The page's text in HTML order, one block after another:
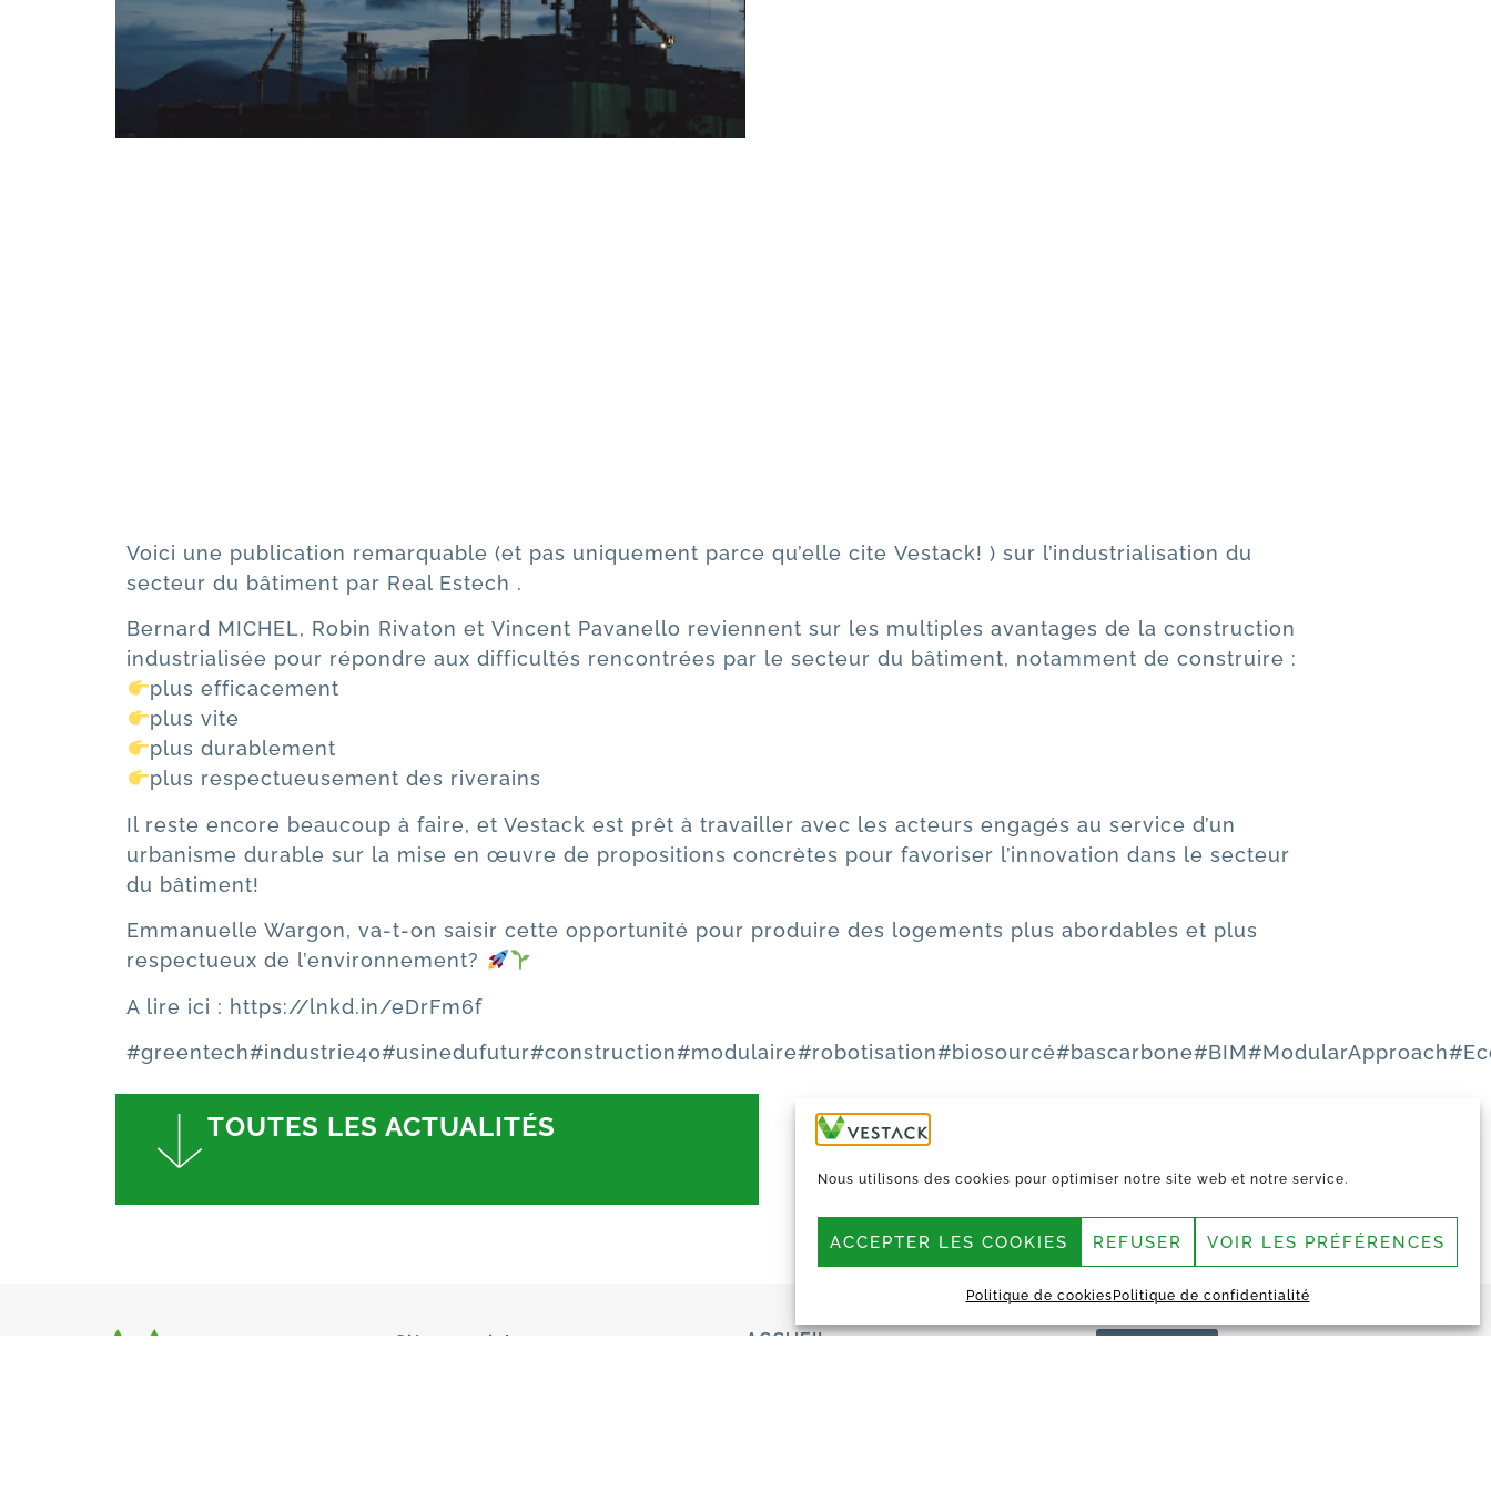
Nous utilisons des cookies pour optimiser notre site web et notre service.
ACCEPTER LES COOKIES REFUSER VOIR LES PRÉFÉRENCES
Politique de cookies Politique de confidentialité
Voici une publication remarquable (et pas uniquement parce qu’elle citeVestack! ) sur l’industrialisation du
secteur du bâtiment par Real Estech .
Bernard MICHEL, Robin Rivaton etVincent Pavanello reviennent sur les multiples avantages de la construction
industrialisée pour répondre aux difficultés rencontrées par le secteur du bâtiment, notamment de construire :
plus efficacement
plus vite
plus durablement
plus respectueusement des riverains
Il reste encore beaucoup à faire, et Vestack est prêt à travailler avec les acteurs engagés au service d’un
urbanisme durable sur la mise en œuvre de propositions concrètes pour favoriser l’innovation dans le secteur
du bâtiment!
Emmanuelle Wargon, va-t-on saisir cette opportunité pour produire des logements plus abordables et plus
respectueux de l’environnement?
A lire ici : https://lnkd.in/eDrFm6f
#greentech#industrie40#usinedufutur#construction#modulaire#robotisation#biosourcé#bascarbone#BIM#ModularApproach
TOUTES LES ACTUALITÉS
Siège social :
ACCUEIL